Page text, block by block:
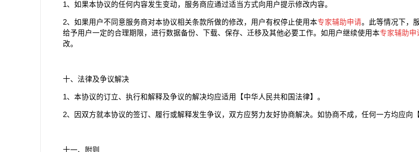
1、如果本协议的任何内容发生变动，服务商应通过适当方式向用户提示修改内容。
2、如果用户不同意服务商对本协议相关条款所做的修改，用户有权停止使用本专家辅助申请。此等情况下，
给予用户一定的合理期限，进行数据备份、下载、保存、迁移及其他必要工作。如用户继续使用本专家辅助申
改。
十、法律及争议解决
1、本协议的订立、执行和解释及争议的解决均应适用【中华人民共和国法律】。
2、因双方就本协议的签订、履行或解释发生争议，双方应努力友好协商解决。如协商不成，任何一方均应向
十一、附则